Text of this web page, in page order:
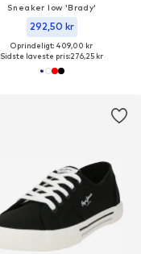
Sneaker low 'Brady'
292,50 kr
Oprindeligt: 409,00 kr
Sidste laveste pris:276,25 kr